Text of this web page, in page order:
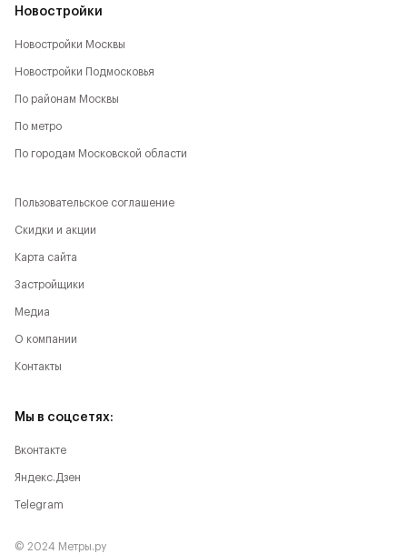
Новостройки
Новостройки Москвы
Новостройки Подмосковья
По районам Москвы
По метро
По городам Московской области
Пользовательское соглашение
Скидки и акции
Карта сайта
Застройщики
Медиа
О компании
Контакты
Мы в соцсетях:
Вконтакте
Яндекс.Дзен
Telegram
© 2024 Метры.ру